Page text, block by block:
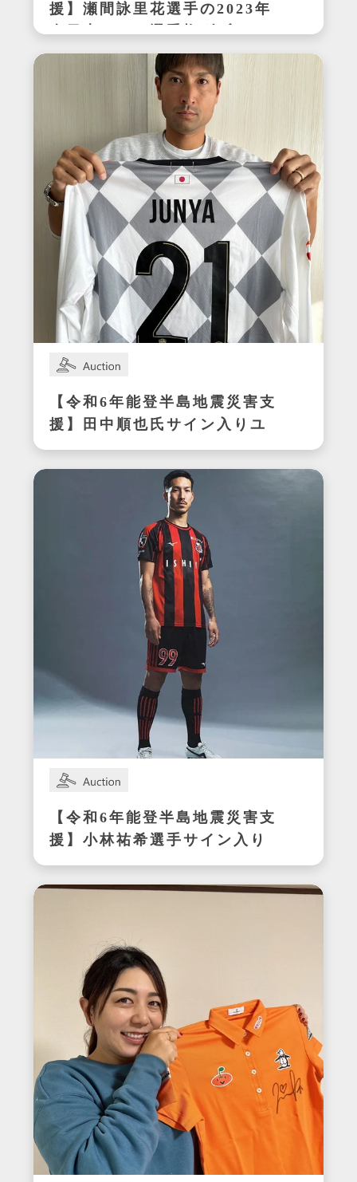
援】瀬間詠里花選手の2023年
全日本テニス選手権ダブルス
優勝時サイン入りラケット
【令和6年能登半島地震災害支
援】田中順也氏サイン入りユ
ニフォーム
【令和6年能登半島地震災害支
援】小林祐希選手サイン入り
スパイク